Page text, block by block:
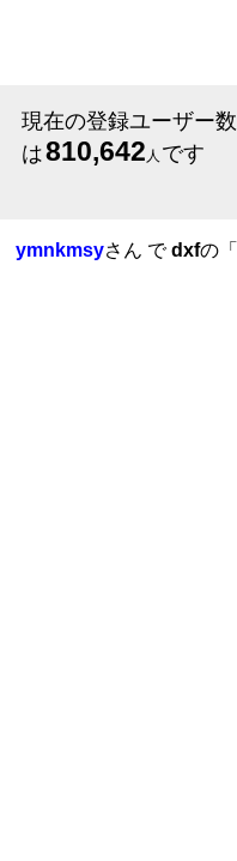
現在の登録ユーザー数
は810,642 人 です
ymnkmsyさん でdxfの「